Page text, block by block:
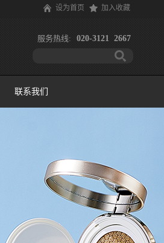
设为首页 加入收藏
服务热线: 020-3121 2667
联系我们